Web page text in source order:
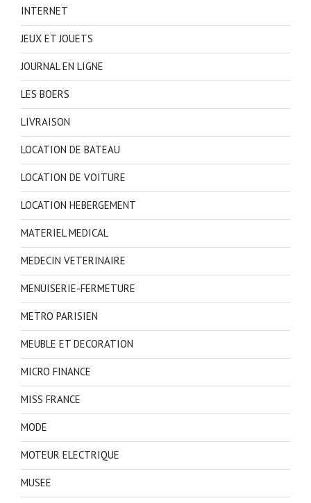
INTERNET
JEUX ET JOUETS
JOURNAL EN LIGNE
LES BOERS
LIVRAISON
LOCATION DE BATEAU
LOCATION DE VOITURE
LOCATION HEBERGEMENT
MATERIEL MEDICAL
MEDECIN VETERINAIRE
MENUISERIE-FERMETURE
METRO PARISIEN
MEUBLE ET DECORATION
MICRO FINANCE
MISS FRANCE
MODE
MOTEUR ELECTRIQUE
MUSEE